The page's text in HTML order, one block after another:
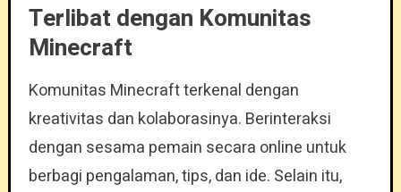
Terlibat dengan Komunitas
Minecraft
Komunitas Minecraft terkenal dengan
kreativitas dan kolaborasinya. Berinteraksi
dengan sesama pemain secara online untuk
berbagi pengalaman, tips, dan ide. Selain itu,